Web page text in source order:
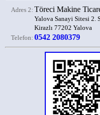
Adres 2: Töreci Makine
Yalova Sanayi Sitesi 2.
Kirazlı 77202 Yalova
Telefon: 0542 2080379